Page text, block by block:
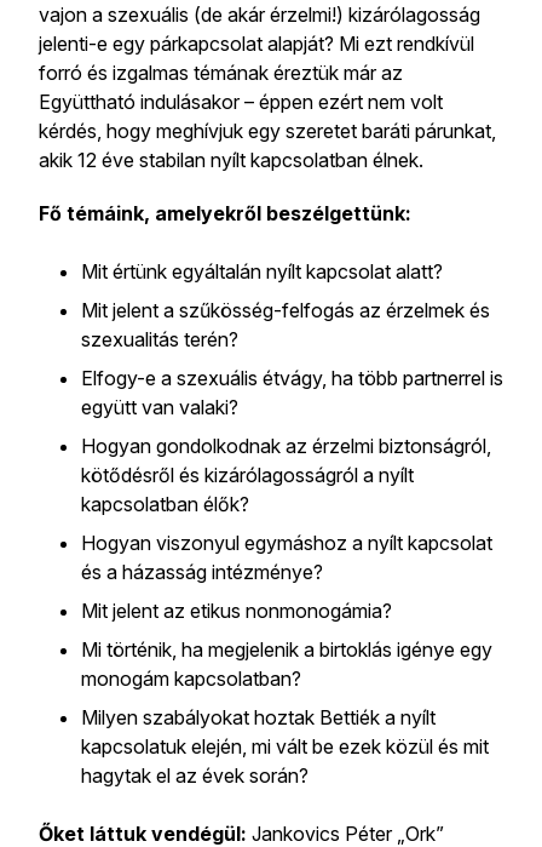
vajon a szexuális (de akár érzelmi!) kizárólagosság
jelenti-e egy párkapcsolat alapját? Mi ezt rendkívül
forró és izgalmas témának éreztük már az
Együttható indulásakor – éppen ezért nem volt
kérdés, hogy meghívjuk egy szeretet baráti párunkat,
akik 12 éve stabilan nyílt kapcsolatban élnek.
Fő témáink, amelyekről beszélgettünk:
Mit értünk egyáltalán nyílt kapcsolat alatt?
Mit jelent a szűkösség-felfogás az érzelmek és
szexualitás terén?
Elfogy-e a szexuális étvágy, ha több partnerrel is
együtt van valaki?
Hogyan gondolkodnak az érzelmi biztonságról,
kötődésről és kizárólagosságról a nyílt
kapcsolatban élők?
Hogyan viszonyul egymáshoz a nyílt kapcsolat
és a házasság intézménye?
Mit jelent az etikus nonmonogámia?
Mi történik, ha megjelenik a birtoklás igénye egy
monogám kapcsolatban?
Milyen szabályokat hoztak Bettiék a nyílt
kapcsolatuk elején, mi vált be ezek közül és mit
hagytak el az évek során?
Őket láttuk vendégül: Jankovics Péter „Ork”